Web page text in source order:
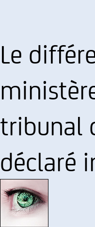
Le
tribunal
déclaré